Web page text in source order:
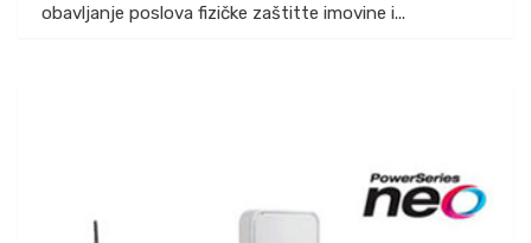
obavljanje poslova fizičke zaštitte imovine i...